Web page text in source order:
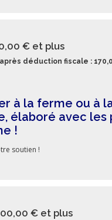
€ et plus
déduction fiscale :
à la ferme ou à
élaboré avec les
!
soutien !
€ et plus